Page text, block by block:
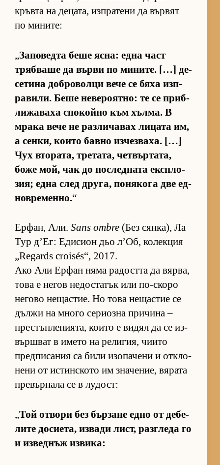
кръвта на де­ца­та, из­п­ра­тени да вър­вят
по ми­ни­те:
„За­по­ведта беше яс­на: една част
тряб­ваше да върви по ми­ни­те. […] де­
се­тина доб­ро­волци вече се бяха из­п­
ра­ви­ли. Беше не­ве­ро­ят­но: те се приб­
ли­жа­ваха спо­койно към хъл­ма. В
мрака вече не раз­ли­ча­вах ли­цата им,
а сен­ки, ко­ито бавно из­чез­ва­ха. […]
Чух вто­ра­та, тре­та­та, чет­вър­та­та,
боже мой, чак до пос­лед­ната ек­с­п­ло­
зия; една след дру­га, по­ня­кога две ед­
нов­ре­мен­но.“
Ер­фан, Али. Sans ombre (Без сян­ка), Ла
Тур д’Ег: Еди­сион дьо л’Об, ко­лек­ция
„Regards croisés“, 2017.
Ако Али Ер­фан няма ра­достта да вяр­ва,
това е не­гов не­дос­та­тък или по-скоро
не­гово не­щас­тие. Но това не­щас­тие се
дължи на много се­ри­озна при­чина –
прес­тъп­ле­ни­я­та, ко­ито е ви­дял да се из­
вър­ш­ват в името на ре­ли­гия, чи­ито
пред­пи­са­ния са били изо­па­чени и от­к­ло­
нени от ис­тин­с­кото им зна­че­ние, вя­рата
пре­вър­нала се в лу­дост:
„Той от­вори без бър­зане едно от де­бе­
лите до­си­е­та, из­вади лист, раз­г­леда го
и из­вед­нъж из­ви­ка: